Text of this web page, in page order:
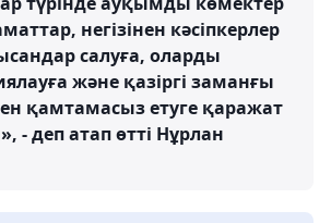
негізінен кәсіпкерлер
салуға, оларды
және қазіргі заманғы
қамтамасыз етуге қаражат
- деп атап өтті Нұрлан